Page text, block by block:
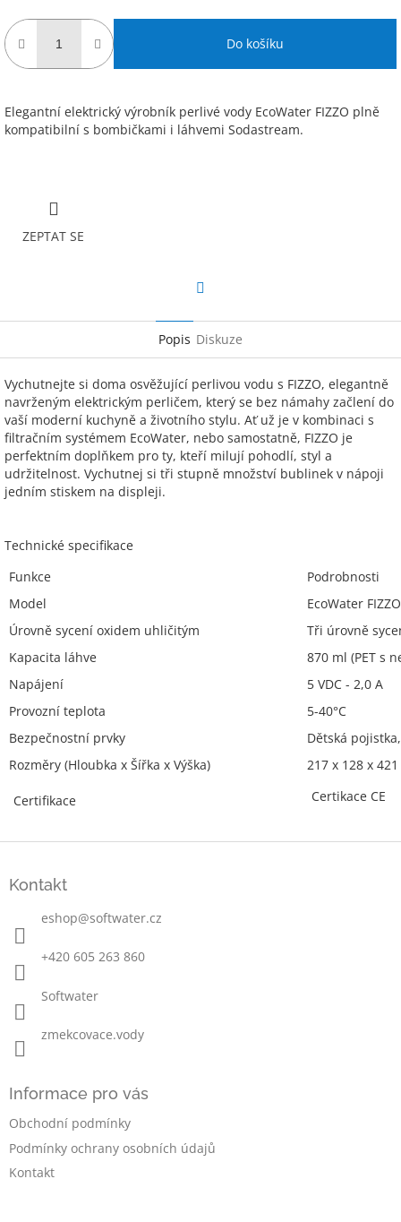
Do košíku
Elegantní elektrický výrobník perlivé vody EcoWater FIZZO plně
kompatibilní s bombičkami i láhvemi Sodastream.
ZEPTAT SE
Popis Diskuze
Vychutnejte si doma osvěžující perlivou vodu s FIZZO, elegantně
navrženým elektrickým perličem, který se bez námahy začlení do
vaší moderní kuchyně a životního stylu. Ať už je v kombinaci s
filtračním systémem EcoWater, nebo samostatně, FIZZO je
perfektním doplňkem pro ty, kteří milují pohodlí, styl a
udržitelnost. Vychutnej si tři stupně množství bublinek v nápoji
jedním stiskem na displeji.
Technické specifikace
Funkce
Podrobnosti
Model
EcoWater FIZZO
Úrovně sycení oxidem uhličitým
Tři úrovně
Kapacita láhve
870 ml (PET s
Napájení
5 VDC - 2,0 A
Provozní teplota
5-40°C
Bezpečnostní prvky
Dětská
Rozměry (Hloubka x Šířka x Výška)
217 x 128 x
Certifikace Certikace CE
Kontakt
eshop@softwater.cz
+420 605 263 860
Softwater
zmekcovace.vody
Informace pro vás
Obchodní podmínky
Podmínky ochrany osobních údajů
Kontakt